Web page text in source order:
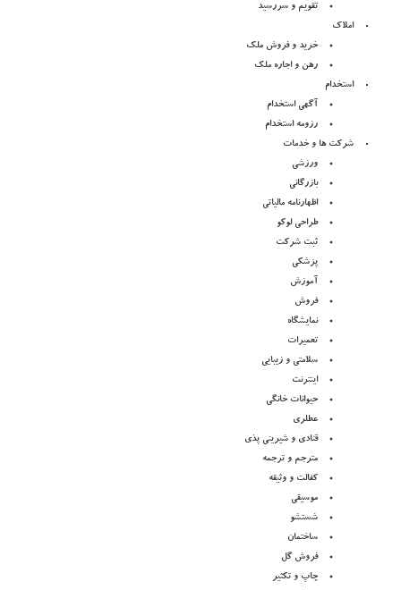
تقویم و سررسید
املاک
خرید و فروش ملک
رهن و اجاره ملک
استخدام
آگهی استخدام
رزومه استخدام
شرکت ها و خدمات
ورزشی
بازرگانی
اظهارنامه مالیاتی
طراحی لوکو
ثبت شرکت
پزشکی
آموزش
فروش
نمایشگاه
تعمیرات
سلامتی و زیبایی
اینترنت
حیوانات خانگی
عطلری
قنادی و شیرینی پذی
مترجم و ترجمه
کفالت و وثیقه
موسیقی
شستشو
ساختمان
فروش گل
چاپ و تکثیر